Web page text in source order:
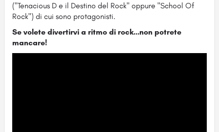
("Tenacious D e il Destino del Rock" oppure "School Of
Rock") di cui sono protagonisti.
Se volete divertirvi a ritmo di rock...non potrete
mancare!